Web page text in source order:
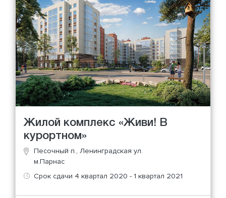
Жилой комплекс «Живи! В
курортном»
Песочный п., Ленинградская ул.
м.Парнас
Срок сдачи 4 квартал 2020 - 1 квартал 2021